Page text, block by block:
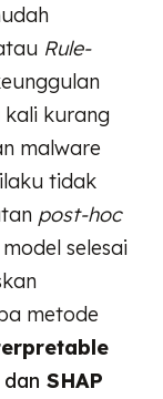
Rule-
kurang
malware
tidak
post-hoc
selesai
metode
dan SHAP